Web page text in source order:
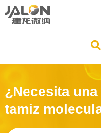
¿Necesita
tamiz